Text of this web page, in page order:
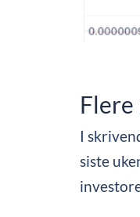
I
siste